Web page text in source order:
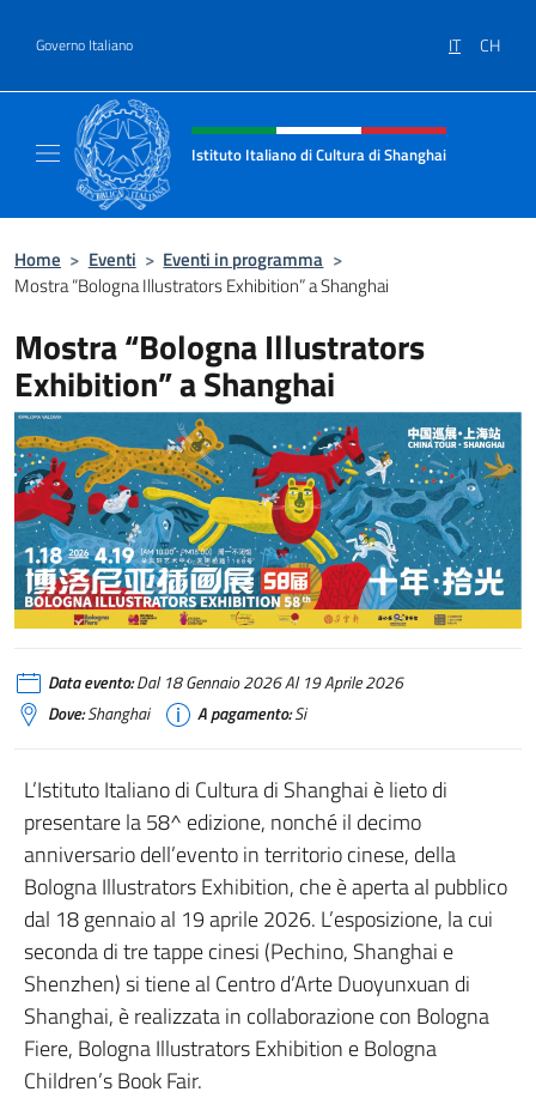
Governo Italiano IT CH
Intestazione sito, social e menù
Istituto Italiano di Cultura di Shanghai
Home > Eventi > Eventi in programma >
Mostra “Bologna Illustrators Exhibition” a Shanghai
Mostra “Bologna Illustrators
Exhibition” a Shanghai
Data evento:Dal 18 Gennaio 2026 Al 19 Aprile 2026
Dove:Shanghai A pagamento:Si
L’Istituto Italiano di Cultura di Shanghai è lieto di
presentare la 58^ edizione, nonché il decimo
anniversario dell’evento in territorio cinese, della
Bologna Illustrators Exhibition, che è aperta al pubblico
dal 18 gennaio al 19 aprile 2026. L’esposizione, la cui
seconda di tre tappe cinesi (Pechino, Shanghai e
Shenzhen) si tiene al Centro d’Arte Duoyunxuan di
Shanghai, è realizzata in collaborazione con Bologna
Fiere, Bologna Illustrators Exhibition e Bologna
Children’s Book Fair.